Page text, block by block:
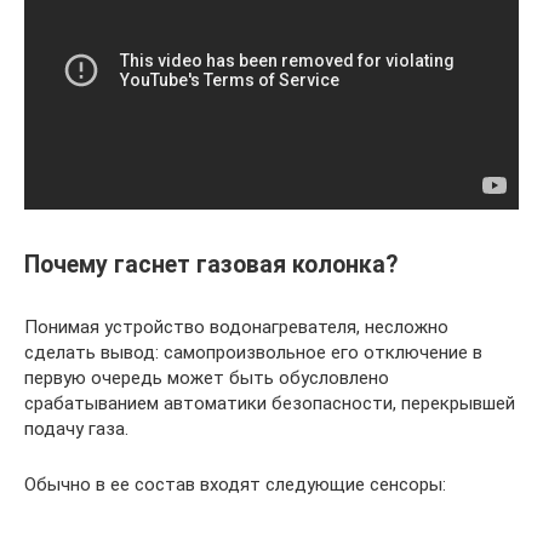
Почему гаснет газовая колонка?
Понимая устройство водонагревателя, несложно
сделать вывод: самопроизвольное его отключение в
первую очередь может быть обусловлено
срабатыванием автоматики безопасности, перекрывшей
подачу газа.
Обычно в ее состав входят следующие сенсоры: